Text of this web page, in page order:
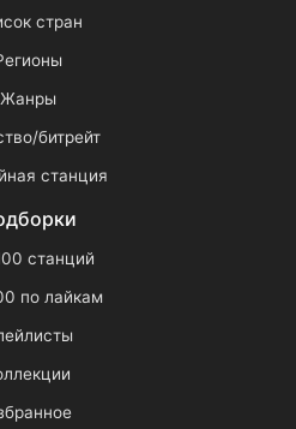
стран
Жанры
битрейт
станция
станций
по лайкам